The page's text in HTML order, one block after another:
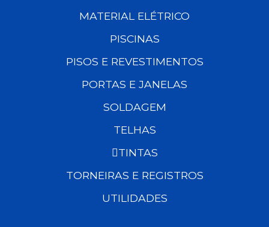
MATERIAL ELÉTRICO
PISCINAS
PISOS E REVESTIMENTOS
PORTAS E JANELAS
SOLDAGEM
TELHAS
TINTAS
TORNEIRAS E REGISTROS
UTILIDADES